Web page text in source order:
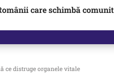
care schimbă
ce distruge organele vitale